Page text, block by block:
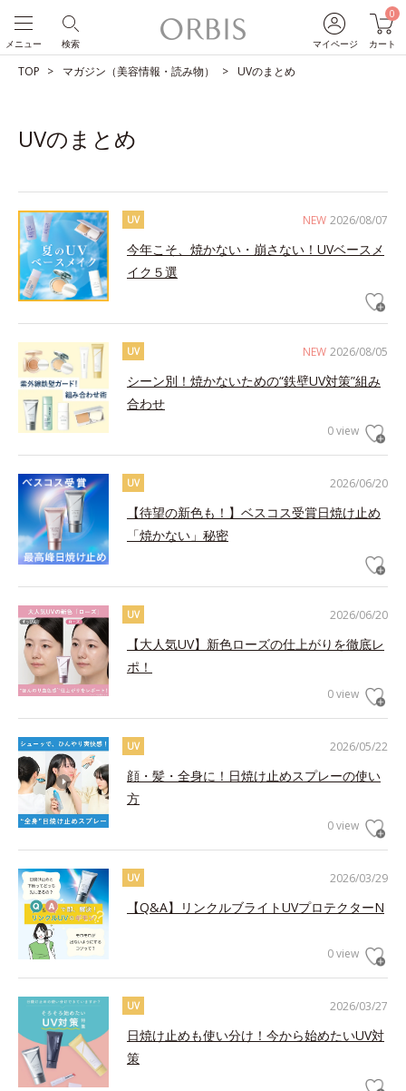
マイページ
0
カート
検索
メニュー
TOP マガジン（美容情報・読み物） UVのまとめ
UVのまとめ
NEW 2026/08/07
UV
今年こそ、焼かない・崩さない！UVベースメ
イク５選
NEW 2026/08/05
UV
シーン別！焼かないための“鉄壁UV対策”組み
合わせ
0 view
2026/06/20
UV
【待望の新色も！】ベスコス受賞日焼け止め
「焼かない」秘密
2026/06/20
UV
【大人気UV】新色ローズの仕上がりを徹底レ
ポ！
0 view
2026/05/22
UV
顔・髪・全身に！日焼け止めスプレーの使い
方
0 view
2026/03/29
UV
【Q&A】リンクルブライトUVプロテクターN
0 view
2026/03/27
UV
日焼け止めも使い分け！今から始めたいUV対
策